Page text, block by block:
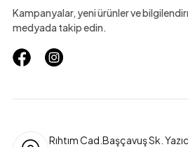
Kampanyalar, yeni ürünler ve
medyada takip edin.
Rıhtım Cad.Başçavuş Sk.